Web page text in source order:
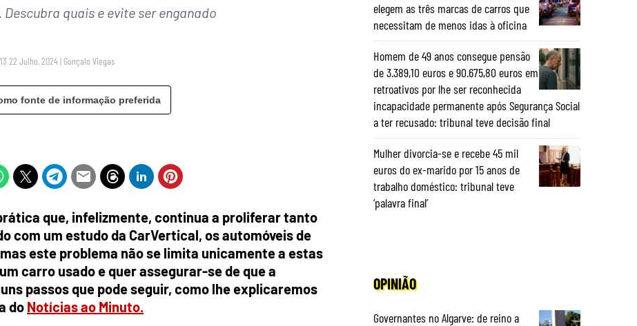
quais e evite ser enganado
22 Julho, 2024 | Gonçalo Viegas
fonte de informação preferida
que, infelizmente, continua a proliferar tanto
com um estudo da CarVertical, os automóveis de
este problema não se limita unicamente a estas
carro usado e quer assegurar-se de que a
passos que pode seguir, como lhe explicaremos
do Notícias ao Minuto.
elegem as três marcas de carros que
necessitam de menos idas à oficina
Homem de 49 anos consegue pensão
de 3.389,10 euros e 90.675,80 euros em
retroativos por lhe ser reconhecida
incapacidade permanente após Segurança Social
a ter recusado: tribunal teve decisão final
Mulher divorcia-se e recebe 45 mil
euros do ex-marido por 15 anos de
trabalho doméstico: tribunal teve
‘palavra final’
OPINIÃO
Governantes no Algarve: de reino a